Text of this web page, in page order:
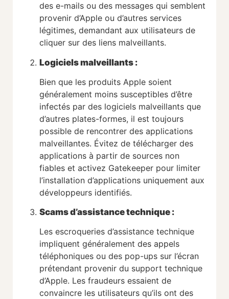
des e-mails ou des messages qui semblent
provenir d’Apple ou d’autres services
légitimes, demandant aux utilisateurs de
cliquer sur des liens malveillants.
Logiciels malveillants :
Bien que les produits Apple soient
généralement moins susceptibles d’être
infectés par des logiciels malveillants que
d’autres plates-formes, il est toujours
possible de rencontrer des applications
malveillantes. Évitez de télécharger des
applications à partir de sources non
fiables et activez Gatekeeper pour limiter
l’installation d’applications uniquement aux
développeurs identifiés.
Scams d’assistance technique :
Les escroqueries d’assistance technique
impliquent généralement des appels
téléphoniques ou des pop-ups sur l’écran
prétendant provenir du support technique
d’Apple. Les fraudeurs essaient de
convaincre les utilisateurs qu’ils ont des